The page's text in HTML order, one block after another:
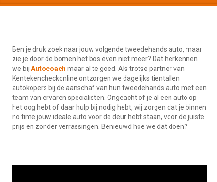
Ben je druk zoek naar jouw volgende tweedehands auto, maar
zie je door de bomen het bos even niet meer? Dat herkennen
we bij Autocoach maar al te goed. Als trotse partner van
Kentekencheckonline ontzorgen we dagelijks tientallen
autokopers bij de aanschaf van hun tweedehands auto met een
team van ervaren specialisten. Ongeacht of je al een auto op
het oog hebt of daar hulp bij nodig hebt, wij zorgen dat je binnen
no time jouw ideale auto voor de deur hebt staan, voor de juiste
prijs en zonder verrassingen. Benieuwd hoe we dat doen?